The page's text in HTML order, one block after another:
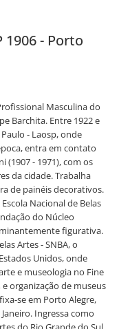
1906 - Porto
Masculina do
Barchita. Entre 1922 e
- Laosp, onde
entra em contato
(1907 - 1971), com os
da cidade. Trabalha
de painéis decorativos.
Nacional de Belas
do Núcleo
figurativa.
Artes - SNBA, o
Unidos, onde
e museologia no Fine
organização de museus
se em Porto Alegre,
Ingressa como